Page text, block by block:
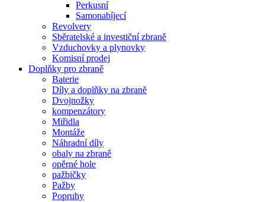
Perkusní
Samonabíjecí
Revolvery
Sběratelské a investiční zbraně
Vzduchovky a plynovky
Komisní prodej
Doplňky pro zbraně
Baterie
Díly a doplňky na zbraně
Dvojnožky
kompenzátory
Miřidla
Montáže
Náhradní díly
obaly na zbraně
opěrné hole
pažbičky
Pažby
Popruhy